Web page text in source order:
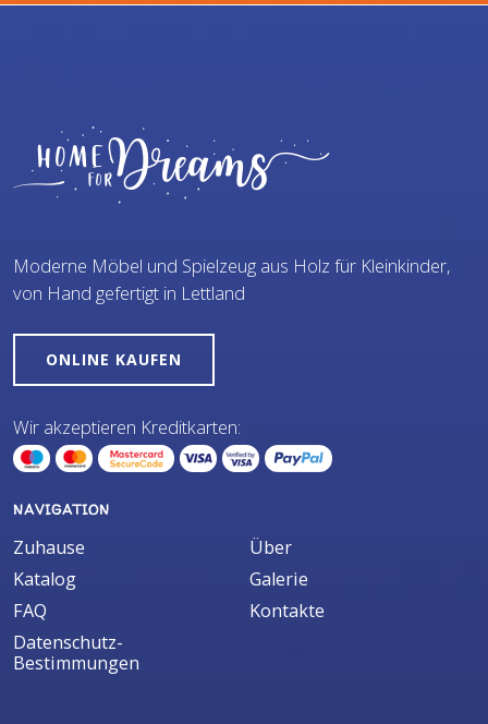
Moderne Möbel und Spielzeug aus Holz für Kleinkinder,
von Hand gefertigt in Lettland
ONLINE KAUFEN
Wir akzeptieren Kreditkarten:
NAVIGATION
Zuhause
Über
Katalog
Galerie
FAQ
Kontakte
Datenschutz-
Bestimmungen